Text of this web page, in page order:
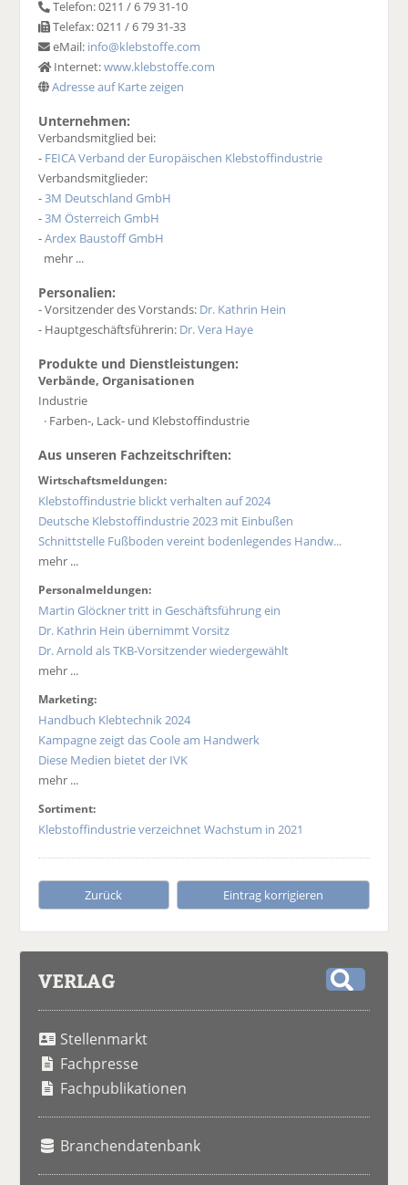
Telefon: 0211 / 6 79 31-10
Telefax: 0211 / 6 79 31-33
eMail: info@klebstoffe.com
Internet:www.klebstoffe.com
Adresse auf Karte zeigen
Unternehmen:
Verbandsmitglied bei:
- FEICA Verband der Europäischen Klebstoffindustrie
Verbandsmitglieder:
-3M Deutschland GmbH
-3M Österreich GmbH
-Ardex Baustoff GmbH
mehr ...
Personalien:
- Vorsitzender des Vorstands: Dr. Kathrin Hein
- Hauptgeschäftsführerin: Dr. Vera Haye
Produkte und Dienstleistungen:
Verbände, Organisationen
Industrie
· Farben-, Lack- und Klebstoffindustrie
Aus unseren Fachzeitschriften:
Wirtschaftsmeldungen:
Klebstoffindustrie blickt verhalten auf 2024
Deutsche Klebstoffindustrie 2023 mit Einbußen
Schnittstelle Fußboden vereint bodenlegendes Handw...
mehr ...
Personalmeldungen:
Martin Glöckner tritt in Geschäftsführung ein
Dr. Kathrin Hein übernimmt Vorsitz
Dr. Arnold als TKB-Vorsitzender wiedergewählt
mehr ...
Marketing:
Handbuch Klebtechnik 2024
Kampagne zeigt das Coole am Handwerk
Diese Medien bietet der IVK
mehr ...
Sortiment:
Klebstoffindustrie verzeichnet Wachstum in 2021
Zurück Eintrag korrigieren
VERLAG
Stellenmarkt
Fachpresse
Fachpublikationen
Branchendatenbank